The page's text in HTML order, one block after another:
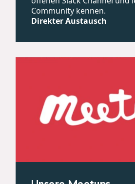
Community kennen.
Direkter Austausch